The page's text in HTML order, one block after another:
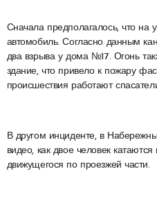
Сначала предполагалось, что на
автомобиль. Согласно данным
два взрыва у дома №17. Огонь
здание, что привело к пожару
происшествия работают
В другом инциденте, в
видео, как двое человек
движущегося по проезжей части.